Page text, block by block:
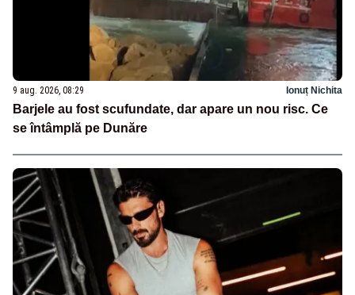
9 aug. 2026, 08:29 Ionuț Nichita
Barjele au fost scufundate, dar apare un nou risc. Ce
se întâmplă pe Dunăre